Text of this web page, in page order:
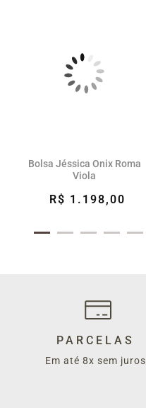
Bolsa Jéssica Onix Roma
Viola
R$ 1.198,00
PARCELAS
Em até 8x sem juros